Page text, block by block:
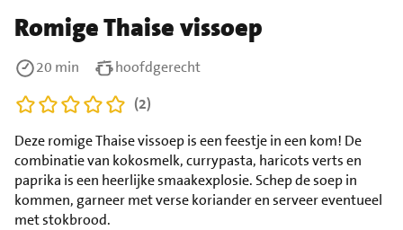
Romige Thaise vissoep
Deze romige Thaise vissoep is een feestje in een kom! De
combinatie van kokosmelk, currypasta, haricots verts en
paprika is een heerlijke smaakexplosie. Schep de soep in
kommen, garneer met verse koriander en serveer eventueel
met stokbrood.
20 min
hoofdgerecht
(2)